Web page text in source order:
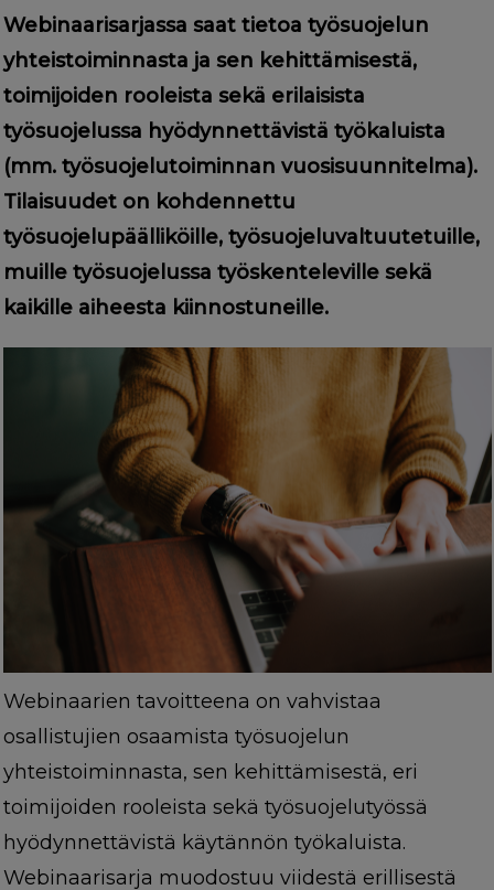
Webinaarisarjassa saat tietoa työsuojelun
yhteistoiminnasta ja sen kehittämisestä,
toimijoiden rooleista sekä erilaisista
työsuojelussa hyödynnettävistä työkaluista
(mm. työsuojelutoiminnan vuosisuunnitelma).
Tilaisuudet on kohdennettu
työsuojelupäälliköille, työsuojeluvaltuutetuille,
muille työsuojelussa työskenteleville sekä
kaikille aiheesta kiinnostuneille.
Webinaarien tavoitteena on vahvistaa
osallistujien osaamista työsuojelun
yhteistoiminnasta, sen kehittämisestä, eri
toimijoiden rooleista sekä työsuojelutyössä
hyödynnettävistä käytännön työkaluista.
Webinaarisarja muodostuu viidestä erillisestä